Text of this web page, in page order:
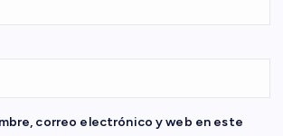
correo electrónico y web en este